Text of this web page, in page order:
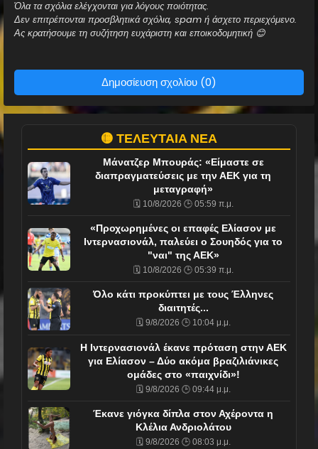
Όλα τα σχόλια ελέγχονται για λόγους ποιότητας.
Δεν επιτρέπονται προσβλητικά σχόλια, spam ή άσχετο περιεχόμενο.
Ας κρατήσουμε τη συζήτηση ευχάριστη και εποικοδομητική 😊
Δημοσίευση σχολίου (0)
🟡 ΤΕΛΕΥΤΑΙΑ ΝΕΑ
Μάνατζερ Μπουράς: «Είμαστε σε
διαπραγματεύσεις με την ΑΕΚ για τη
μεταγραφή»
🗓️ 10/8/2026 🕒 05:59 π.μ.
«Προχωρημένες οι επαφές Ελίασον με
Ιντερνασιονάλ, παλεύει ο Σουηδός για το
"ναι" της ΑΕΚ»
🗓️ 10/8/2026 🕒 05:39 π.μ.
Όλο κάτι προκύπτει με τους Έλληνες
διαιτητές...
🗓️ 9/8/2026 🕒 10:04 μ.μ.
H Ιντερνασιονάλ έκανε πρόταση στην ΑΕΚ
για Ελίασον – Δύο ακόμα βραζιλιάνικες
ομάδες στο «παιχνίδι»!
🗓️ 9/8/2026 🕒 09:44 μ.μ.
Έκανε γιόγκα δίπλα στον Αχέροντα η
Κλέλια Ανδριολάτου
🗓️ 9/8/2026 🕒 08:03 μ.μ.